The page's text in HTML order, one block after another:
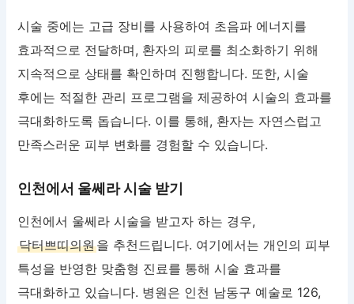
시술 중에는 고급 장비를 사용하여 초음파 에너지를
효과적으로 전달하며, 환자의 피로를 최소화하기 위해
지속적으로 상태를 확인하며 진행합니다. 또한, 시술
후에는 적절한 관리 프로그램을 제공하여 시술의 효과를
극대화하도록 돕습니다. 이를 통해, 환자는 자연스럽고
만족스러운 피부 변화를 경험할 수 있습니다.
인천에서 울쎄라 시술 받기
인천에서 울쎄라 시술을 받고자 하는 경우,
닥터쁘띠의원을 추천드립니다. 여기에서는 개인의 피부
특성을 반영한 맞춤형 진료를 통해 시술 효과를
극대화하고 있습니다. 병원은 인천 남동구 예술로 126,